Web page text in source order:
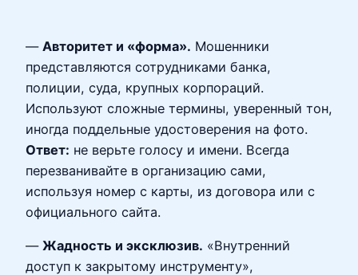
— Авторитет и «форма». Мошенники
представляются сотрудниками банка,
полиции, суда, крупных корпораций.
Используют сложные термины, уверенный тон,
иногда поддельные удостоверения на фото.
Ответ: не верьте голосу и имени. Всегда
перезванивайте в организацию сами,
используя номер с карты, из договора или с
официального сайта.
— Жадность и эксклюзив. «Внутренний
доступ к закрытому инструменту»,